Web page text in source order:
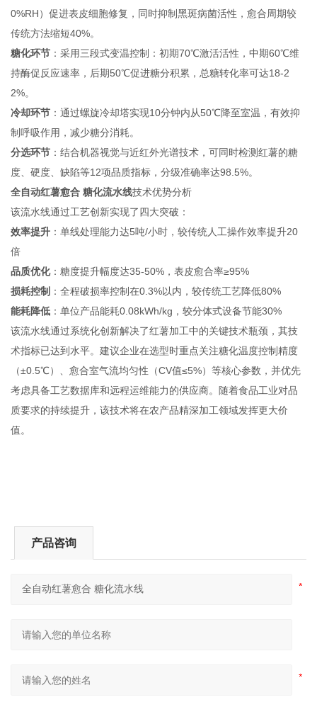
0%RH）促进表皮细胞修复，同时抑制黑斑病菌活性，愈合周期较
传统方法缩短40%。
糖化环节 ：采用三段式变温控制：初期70℃激活活性，中期60℃维
持酶促反应速率，后期50℃促进糖分积累，总糖转化率可达18-2
2%。
冷却环节 ：通过螺旋冷却塔实现10分钟内从50℃降至室温，有效抑
制呼吸作用，减少糖分消耗。
分选环节 ：结合机器视觉与近红外光谱技术，可同时检测红薯的糖
度、硬度、缺陷等12项品质指标，分级准确率达98.5%。
全自动红薯愈合 糖化流水线技术优势分析
该流水线通过工艺创新实现了四大突破：
效率提升 ：单线处理能力达5吨/小时，较传统人工操作效率提升20
倍
品质优化：糖度提升幅度达35-50%，表皮愈合率≥95%
损耗控制 ：全程破损率控制在0.3%以内，较传统工艺降低80%
能耗降低 ：单位产品能耗0.08kWh/kg，较分体式设备节能30%
该流水线通过系统化创新解决了红薯加工中的关键技术瓶颈，其技
术指标已达到水平。建议企业在选型时重点关注糖化温度控制精度
（±0.5℃）、愈合室气流均匀性（CV值≤5%）等核心参数，并优先
考虑具备工艺数据库和远程运维能力的供应商。随着食品工业对品
质要求的持续提升，该技术将在农产品精深加工领域发挥更大价
值。
产品咨询